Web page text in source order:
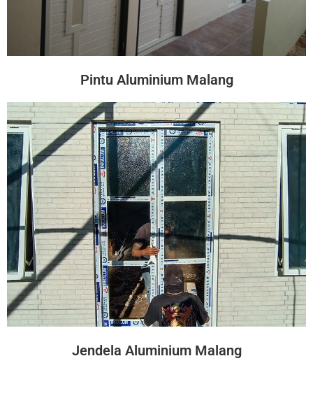
Pintu Aluminium Malang
Jendela Aluminium Malang